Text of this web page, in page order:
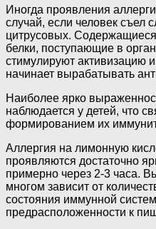
Иногда проявления
случай, если человек съел
цитрусовых.
белки, поступающие в
стимулируют активизацию
начинает вырабатывать
Наиболее ярко
наблюдается у детей, что
формированием их
Аллергия на лимонную
проявляются достаточно
примерно через 2-3 часа.
многом зависит от
состояния иммунной
предрасположенности к